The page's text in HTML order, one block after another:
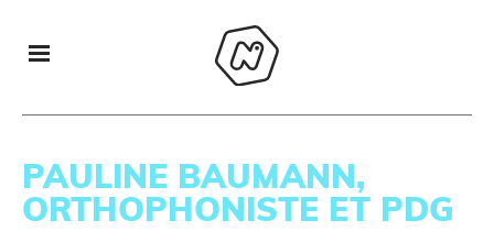
PAULINE BAUMANN,
ORTHOPHONISTE ET PDG